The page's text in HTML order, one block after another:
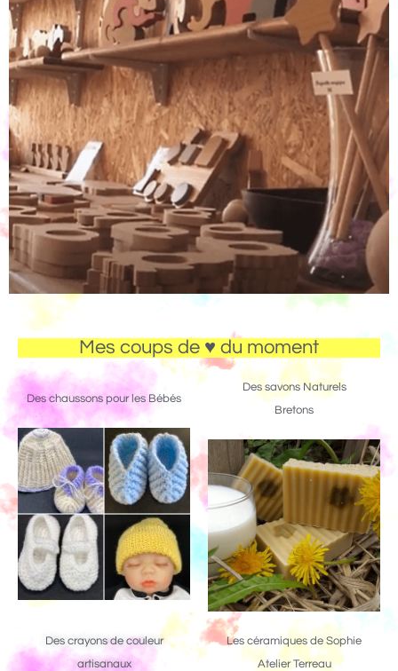
Mes coups de ♥ du moment
Des chaussons pour les Bébés
Des savons Naturels
Bretons
Des crayons de couleur
artisanaux
Les céramiques de Sophie
Atelier Terreau